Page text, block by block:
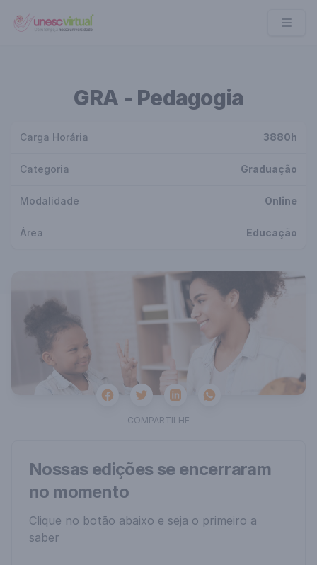
UNESC VIRTUAL
GRA - Pedagogia
Carga Horária 3880h
Categoria Graduação
Modalidade Online
Área Educação
FacebookTwitterLinkedinWhatsapp
COMPARTILHE
Nossas edições se encerraram
no momento
Clique no botão abaixo e seja o primeiro a
saber